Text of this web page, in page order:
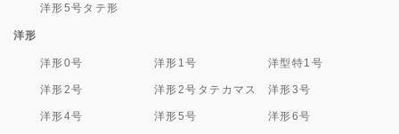
洋形5号タテ形
洋形
洋形0号 洋形1号 洋型特1号
洋形2号 洋形2号タテカマス 洋形3号
洋形4号 洋形5号 洋形6号